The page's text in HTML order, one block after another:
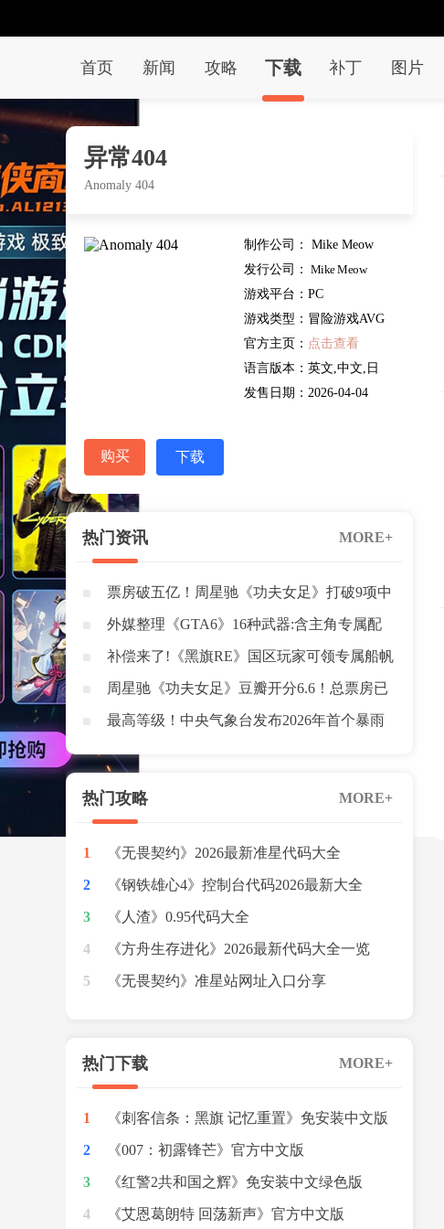
首页 新闻 攻略 下载 补丁 图片
异常404
Anomaly 404
制作公司：
Mike Meow
发行公司： Mike Meow
游戏平台： PC
游戏类型： 冒险游戏AVG
官方主页： 点击查看
语言版本： 英文,中文,日
文,其他
发售日期： 2026-04-04
购买 下载
热门资讯 MORE+
票房破五亿！周星驰《功夫女足》打破9项中
国影史纪录
外媒整理《GTA6》16种武器:含主角专属配
枪与榴弹炮
补偿来了!《黑旗RE》国区玩家可领专属船帆
+1500密钥
周星驰《功夫女足》豆瓣开分6.6！总票房已
突破3亿元
最高等级！中央气象台发布2026年首个暴雨
红色预警
热门攻略 MORE+
1 《无畏契约》2026最新准星代码大全
2 《钢铁雄心4》控制台代码2026最新大全
3 《人渣》0.95代码大全
4 《方舟生存进化》2026最新代码大全一览
5 《无畏契约》准星站网址入口分享
热门下载 MORE+
1 《刺客信条：黑旗 记忆重置》免安装中文版
[v2678|DenuvOwO绕d密版]
2 《007：初露锋芒》官方中文版
[v1.0.6(Build.23909702)|绕D密版]
3 《红警2共和国之辉》免安装中文绿色版
[v1.1]
4 《艾恩葛朗特 回荡新声》官方中文版